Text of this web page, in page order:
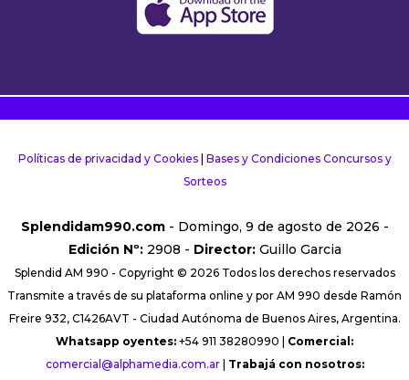
Políticas de privacidad y Cookies| Bases y Condiciones Concursos y
Sorteos
Splendidam990.com- Domingo, 9 de agosto de 2026 -
Edición Nº:2908 - Director:Guillo Garcia
Splendid AM 990 - Copyright © 2026 Todos los derechos reservados
Transmite a través de su plataforma online y por AM 990 desde Ramón
Freire 932, C1426AVT - Ciudad Autónoma de Buenos Aires, Argentina.
Whatsapp oyentes: +54 911 38280990 | Comercial:
comercial@alphamedia.com.ar| Trabajá con nosotros: